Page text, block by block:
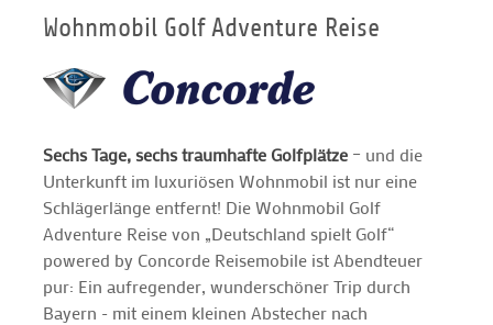
GOLF CARD
GOLF & WOMO
MALLORCA GOLFWOCHE
GOLF NEWS
Wohnmobil Golf Adventure Reise
Sechs Tage, sechs traumhafte Golfplätze – und die
Unterkunft im luxuriösen Wohnmobil ist nur eine
Schlägerlänge entfernt! Die Wohnmobil Golf
Adventure Reise von „Deutschland spielt Golf“
powered by Concorde Reisemobile ist Abendteuer
pur: Ein aufregender, wunderschöner Trip durch
Bayern - mit einem kleinen Abstecher nach